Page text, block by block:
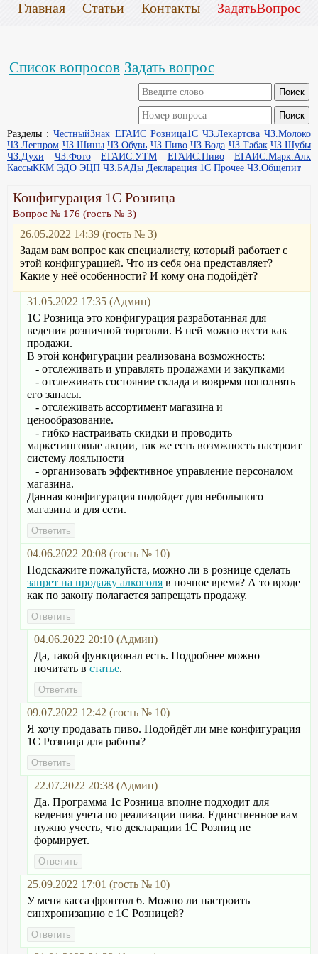
Главная Статьи Контакты ЗадатьВопрос
Список вопросов Задать вопрос
Разделы :ЧестныйЗнак ЕГАИС Розница1С ЧЗ.Лекартсва ЧЗ.Молоко
ЧЗ.Легпром ЧЗ.Шины ЧЗ.Обувь ЧЗ.Пиво ЧЗ.Вода ЧЗ.Табак ЧЗ.Шубы
ЧЗ.Духи
ЧЗ.Фото ЕГАИС.УТМ ЕГАИС.Пиво
ЕГАИС.Марк.Алк
КассыККМ ЭДО ЭЦП ЧЗ.БАДы Декларация 1С Прочее ЧЗ.Общепит
Конфигурация 1С Розница
Вопрос № 176 (гость № 3)
26.05.2022 14:39 (гость № 3)
Задам вам вопрос как специалисту, который работает с
этой конфигурацией. Что из себя она представляет?
Какие у неё особенности? И кому она подойдёт?
31.05.2022 17:35 (Админ)
1С Розница это конфигурация разработанная для
ведения розничной торговли. В ней можно вести как
продажи.
В этой конфигурации реализована возможность:
- отслеживать и управлять продажами и закупками
- отслеживать состояние склада и вовремя пополнять
его запасы.
- отслеживать ассортимент магазина и
ценообразование.
- гибко настраивать скидки и проводить
маркетинговые акции, так же есть возмжность настроит
систему лояльности
- организовать эффективное управление персоналом
магазина.
Данная конфигурация подойдет для небольшого
магазина и для сети.
04.06.2022 20:08 (гость № 10)
Подскажите пожалуйста, можно ли в рознице сделать
запрет на продажу алкоголя в ночное время? А то вроде
как по закону полагается запрещать продажу.
04.06.2022 20:10 (Админ)
Да, такой функционал есть. Подробнее можно
почитать в статье.
09.07.2022 12:42 (гость № 10)
Я хочу продавать пиво. Подойдёт ли мне конфигурация
1С Розница для работы?
22.07.2022 20:38 (Админ)
Да. Программа 1с Розница вполне подходит для
ведения учета по реализации пива. Единственное вам
нужно учесть, что декларации 1С Розниц не
формирует.
25.09.2022 17:01 (гость № 10)
У меня касса фронтол 6. Можно ли настроить
синхронизацию с 1С Розницей?